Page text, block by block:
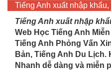
Tiếng Anh xuất nhập khẩu,
Tiếng Anh xuất nhập
Web Học Tiếng Anh
Tiếng Anh Phỏng Vấn
Bản, Tiếng Anh Du Lịch.
Nhanh dễ dàng và miễn